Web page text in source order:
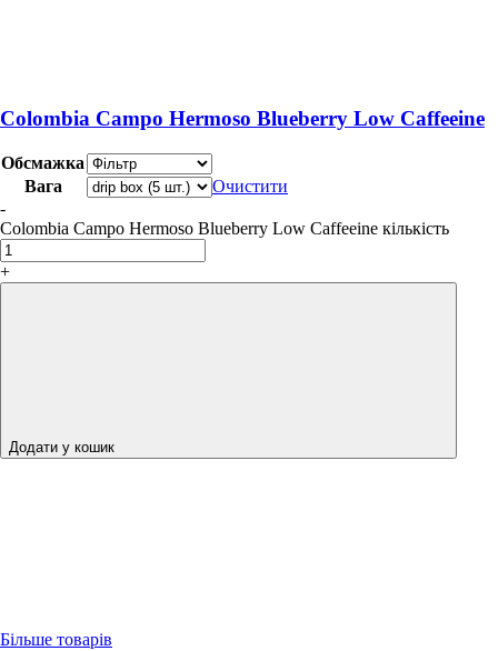
Colombia Campo Hermoso Blueberry Low Caffeeine
Обсмажка
Вага
Очистити
-
Colombia Campo Hermoso Blueberry Low Caffeeine кількість
+
Додати у кошик
Більше товарів